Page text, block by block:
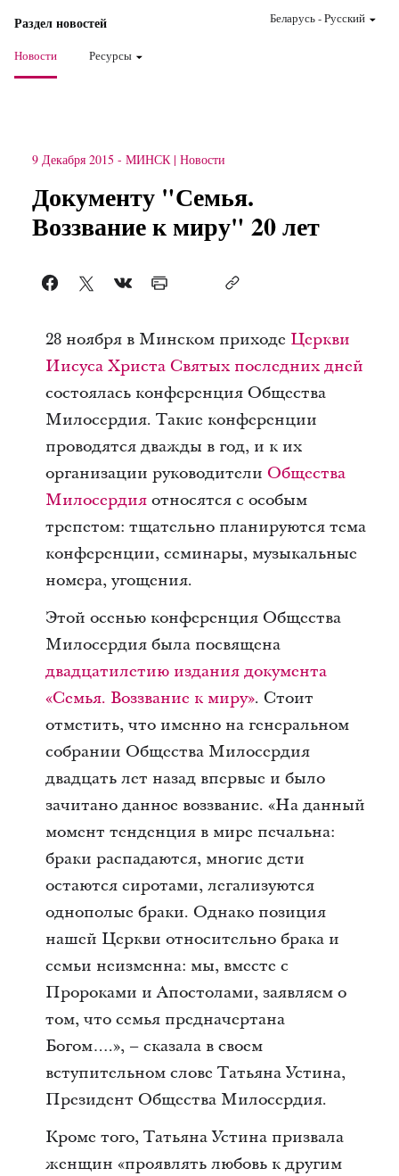
Раздел новостей
Новости Ресурсы
Беларусь-Pусский
9 Декабря 2015 - МИНСК Новости
Документу "Семья.
Воззвание к миру" 20 лет
28 ноября в Минском приходе Церкви
Иисуса Христа Святых последних дней
состоялась конференция Общества
Милосердия. Такие конференции
проводятся дважды в год, и к их
организации руководители Общества
Милосердияотносятся с особым
трепетом: тщательно планируются тема
конференции, семинары, музыкальные
номера, угощения.
Этой осенью конференция Общества
Милосердия была посвящена
двадцатилетию издания документа
«Семья. Воззвание к миру». Стоит
отметить, что именно на генеральном
собрании Общества Милосердия
двадцать лет назад впервые и было
зачитано данное воззвание. «На данный
момент тенденция в мире печальна:
браки распадаются, многие дети
остаются сиротами, легализуются
однополые браки. Однако позиция
нашей Церкви относительно брака и
семьи неизменна: мы, вместе с
Пророками и Апостолами, заявляем о
том, что семья предначертана
Богом….», – сказала в своем
вступительном слове Татьяна Устина,
Президент Общества Милосердия.
Кроме того, Татьяна Устина призвала
женщин «проявлять любовь к другим